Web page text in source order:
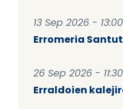
13 Sep 2026 - 13:00
Erromeria
26 Sep 2026 - 11:30
Erraldoien